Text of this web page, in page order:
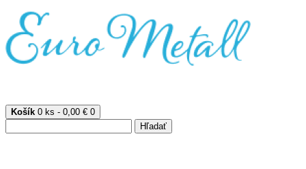
Košík 0 ks - 0,00 € 0
Hľadať